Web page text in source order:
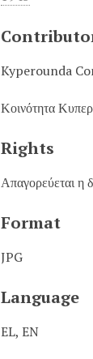
Kyperounda
Κοινότητα
Rights
Απαγορεύεται η
Format
JPG
Language
EL, EN